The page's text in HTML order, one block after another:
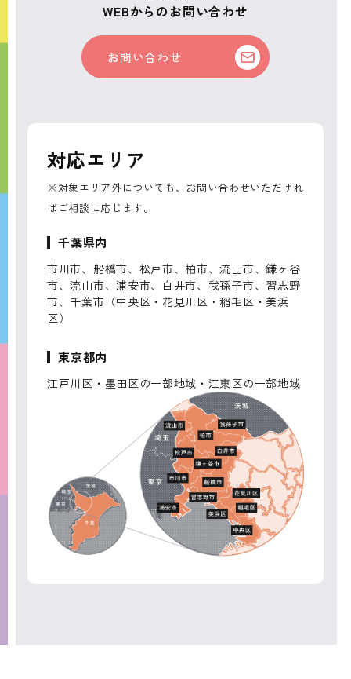
WEBからのお問い合わせ
お問い合わせ
対応エリア
※対象エリア外についても、お問い合わせいただけれ
ばご相談に応じます。
千葉県内
市川市、船橋市、松戸市、柏市、流山市、鎌ヶ谷
市、流山市、浦安市、白井市、我孫子市、習志野
市、千葉市（中央区・花見川区・稲毛区・美浜
区）
東京都内
江戸川区・墨田区の一部地域・江東区の一部地域